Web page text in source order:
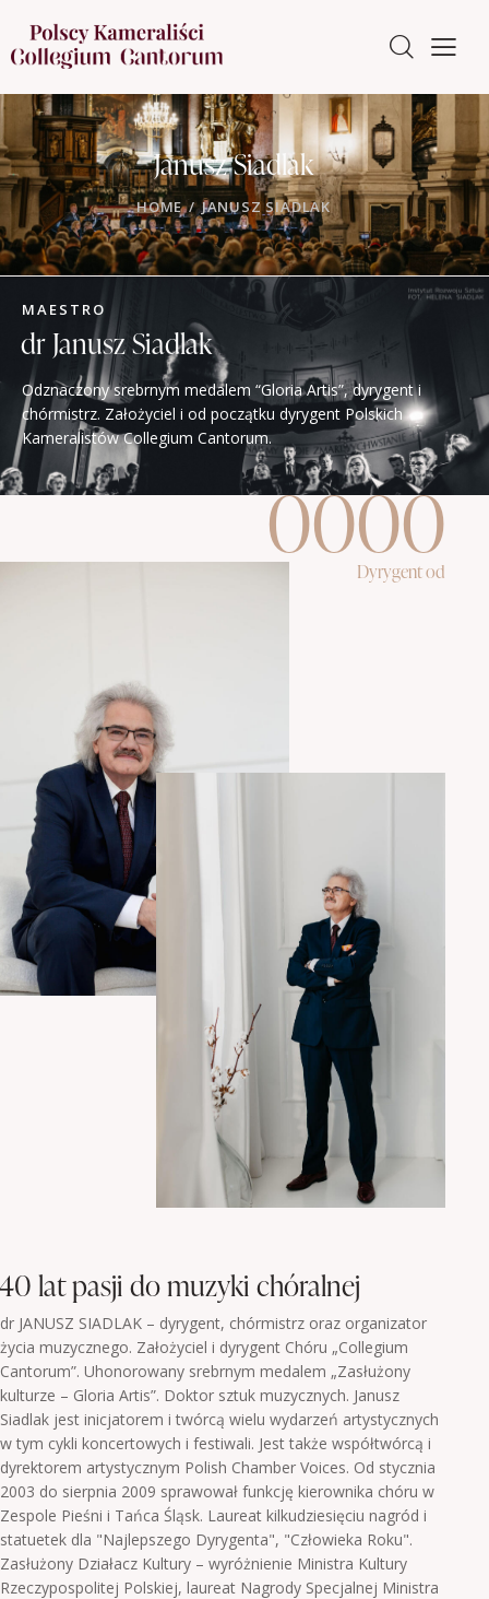
Janusz Siadlak
HOME JANUSZ SIADLAK
MAESTRO
dr Janusz Siadlak
Odznaczony srebrnym medalem “Gloria Artis”, dyrygent i
chórmistrz. Założyciel i od początku dyrygent Polskich
Kameralistów Collegium Cantorum.
0000
Dyrygent od
40 lat pasji do muzyki chóralnej
dr JANUSZ SIADLAK – dyrygent, chórmistrz oraz organizator
życia muzycznego. Założyciel i dyrygent Chóru „Collegium
Cantorum”. Uhonorowany srebrnym medalem „Zasłużony
kulturze – Gloria Artis”. Doktor sztuk muzycznych. Janusz
Siadlak jest inicjatorem i twórcą wielu wydarzeń artystycznych
w tym cykli koncertowych i festiwali. Jest także współtwórcą i
dyrektorem artystycznym Polish Chamber Voices. Od stycznia
2003 do sierpnia 2009 sprawował funkcję kierownika chóru w
Zespole Pieśni i Tańca Śląsk. Laureat kilkudziesięciu nagród i
statuetek dla "Najlepszego Dyrygenta", "Człowieka Roku".
Zasłużony Działacz Kultury – wyróżnienie Ministra Kultury
Rzeczypospolitej Polskiej, laureat Nagrody Specjalnej Ministra